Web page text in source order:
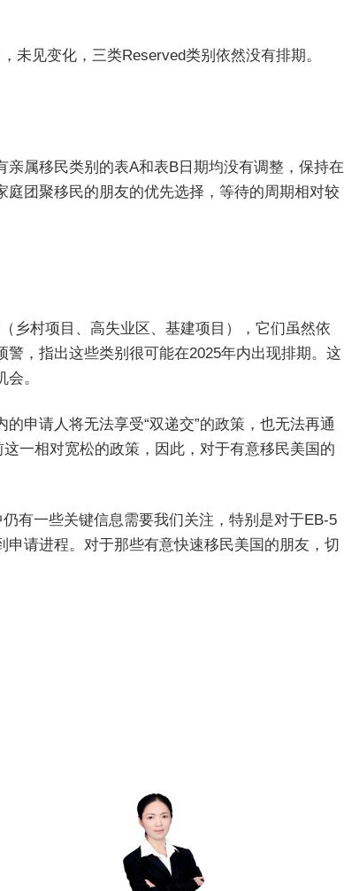
未见变化，三类Reserved类别依然没有排期。
属移民类别的表A和表B日期均没有调整，保持在
团聚移民的朋友的优先选择，等待的周期相对较
乡村项目、高失业区、基建项目），它们虽然依
警，指出这些类别很可能在2025年内出现排期。这
。
申请人将无法享受“双递交”的政策，也无法再通
一相对宽松的政策，因此，对于有意移民美国的
有一些关键信息需要我们关注，特别是对于EB-5
请进程。对于那些有意快速移民美国的朋友，切